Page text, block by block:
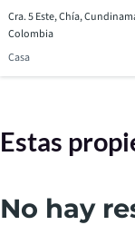
Cra. 5 Este, Chía,
Colombia
Casa
Estas
No hay